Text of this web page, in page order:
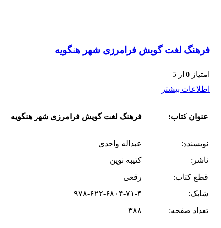
فرهنگ لغت گویش فرامرزی شهر هنگویه
امتیاز 0 از 5
اطلاعات بیشتر
عنوان کتاب: فرهنگ لغت گویش فرامرزی شهر هنگویه
نویسنده:
عبداله واحدی
ناشر:
کتیبه نوین
قطع کتاب:
رقعی
شابک:
۹۷۸-۶۲۲-۶۸۰۴-۷۱-۴
تعداد صفحه:
۳۸۸